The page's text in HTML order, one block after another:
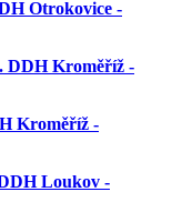
Otrokovice -
DDH Kroměříž -
Kroměříž -
Loukov -